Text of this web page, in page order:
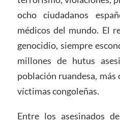
ocho ciudadanos
médicos del mundo. El
genocidio, siempre
millones de hutus
población ruandesa,
víctimas congoleñas.
Entre los asesinados